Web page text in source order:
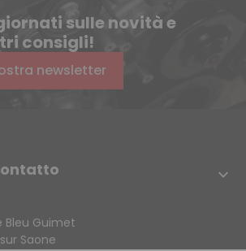
sulle novità e
consigli!
newsletter

Bleu Guimet
Saone